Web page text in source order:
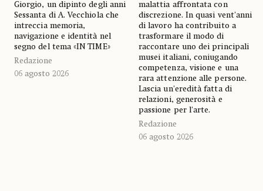
Giorgio, un dipinto degli anni
Sessanta di A. Vecchiola che
intreccia memoria,
navigazione e identità nel
segno del tema «IN TIME»
Redazione
06 agosto 2026
malattia affrontata con
discrezione. In quasi vent'anni
di lavoro ha contribuito a
trasformare il modo di
raccontare uno dei principali
musei italiani, coniugando
competenza, visione e una
rara attenzione alle persone.
Lascia un'eredità fatta di
relazioni, generosità e
passione per l'arte.
Redazione
06 agosto 2026